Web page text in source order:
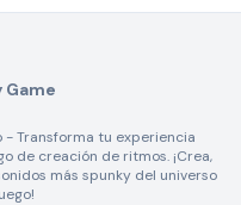
Game
- Transforma tu experiencia
de creación de ritmos. ¡Crea,
más spunky del universo